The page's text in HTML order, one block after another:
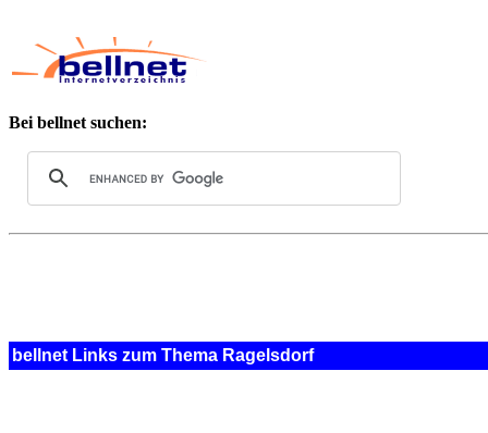
Bei bellnet suchen:
bellnet Links zum Thema Ragelsdorf